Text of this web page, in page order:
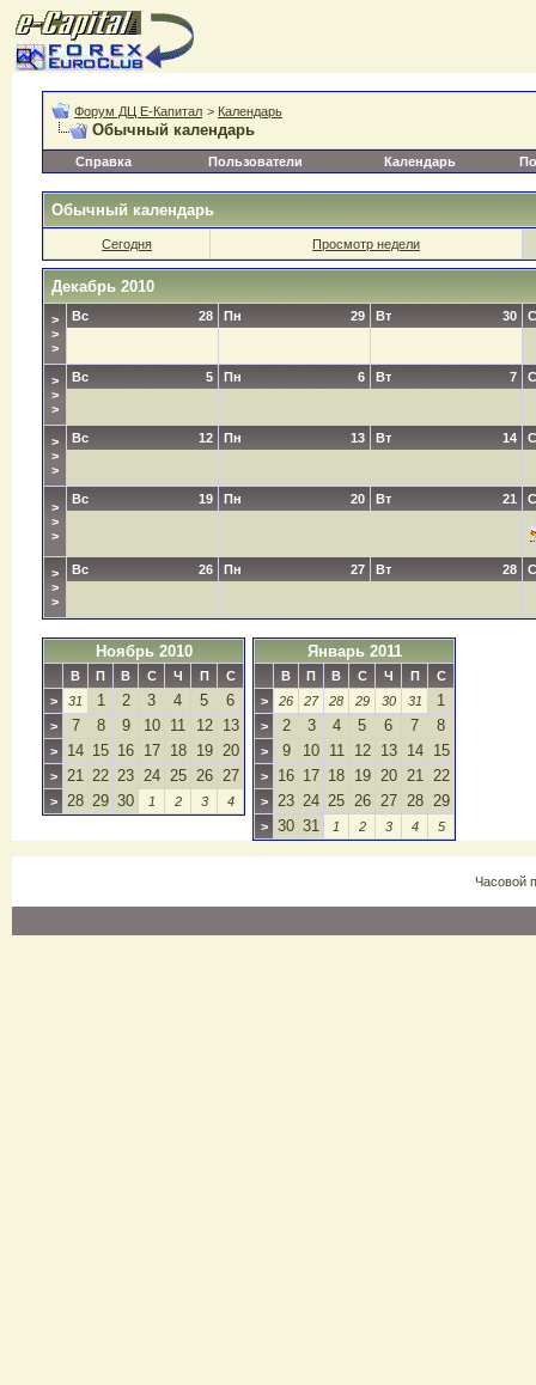
Форум ДЦ Е-Капитал > Календарь
Обычный календарь
Справка Пользователи Календарь
Обычный календарь
Сегодня Просмотр недели
Декабрь 2010
>
>
>
28
Вс 29
Пн 30
Вт
>
>
>
5
Вс 6
Пн 7
Вт
>
>
>
12
Вс 13
Пн 14
Вт
>
>
>
19
Вс 20
Пн 21
Вт
>
>
>
26
Вс 27
Пн 28
Вт
Ноябрь 2010
В П В С Ч П
С
>
31 1 2 3 4 5 6
> 7 8 9 10 11 12 13
> 14 15 16 17 18 19 20
> 21 22 23 24 25 26 27
> 28 29 30 1 2 3 4
Январь 2011
В П В С Ч П
С
>
26 27 28 29 30 31 1
> 2 3 4 5 6 7 8
> 9 10 11 12 13 14 15
> 16 17 18 19 20 21 22
> 23 24 25 26 27 28 29
> 30 31 1 2 3 4 5
Часовой